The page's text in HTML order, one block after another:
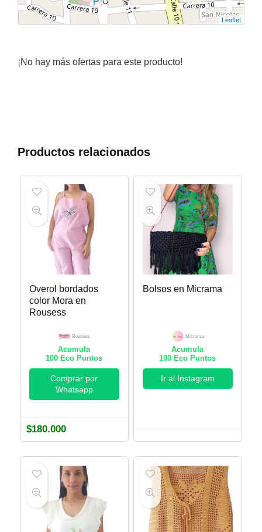
Leaflet
¡No hay más ofertas para este producto!
Productos relacionados
Overol bordados
color Mora en
Rousess
Rousess
Acumula
100 Eco Puntos
Comprar por
Whatsapp
$180.000
Bolsos en Micrama
Micrama
Acumula
100 Eco Puntos
Ir al Instagram